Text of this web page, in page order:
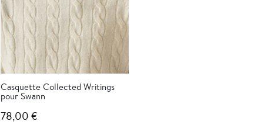
Casquette Collected Writings
pour Swann
78,00 €